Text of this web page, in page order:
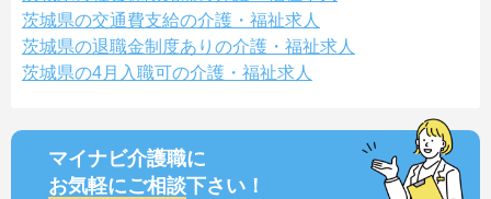
茨城県の交通費支給の介護・福祉求人
茨城県の退職金制度ありの介護・福祉求人
茨城県の4月入職可の介護・福祉求人
マイナビ介護職に
お気軽にご相談下さい！